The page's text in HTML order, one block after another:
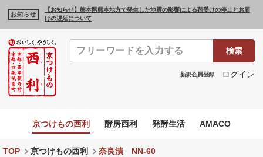
お知らせ
【お知らせ】熊本県熊本地方で発生した地震の影響による荷受けの停止とお届
けの遅延について
検索
新規会員登録 ログイン
京つけもの西利 酵房西利 発酵生活 AMACO
TOP 京つけもの西利 奈良漬 NN-60